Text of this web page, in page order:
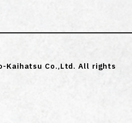
Kaihatsu Co.,Ltd. All rights